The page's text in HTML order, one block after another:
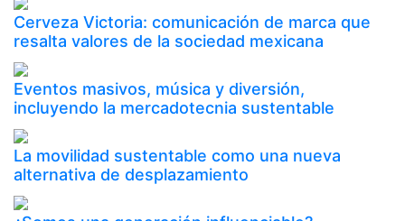
Cerveza Victoria: comunicación de marca que
resalta valores de la sociedad mexicana
Eventos masivos, música y diversión,
incluyendo la mercadotecnia sustentable
La movilidad sustentable como una nueva
alternativa de desplazamiento